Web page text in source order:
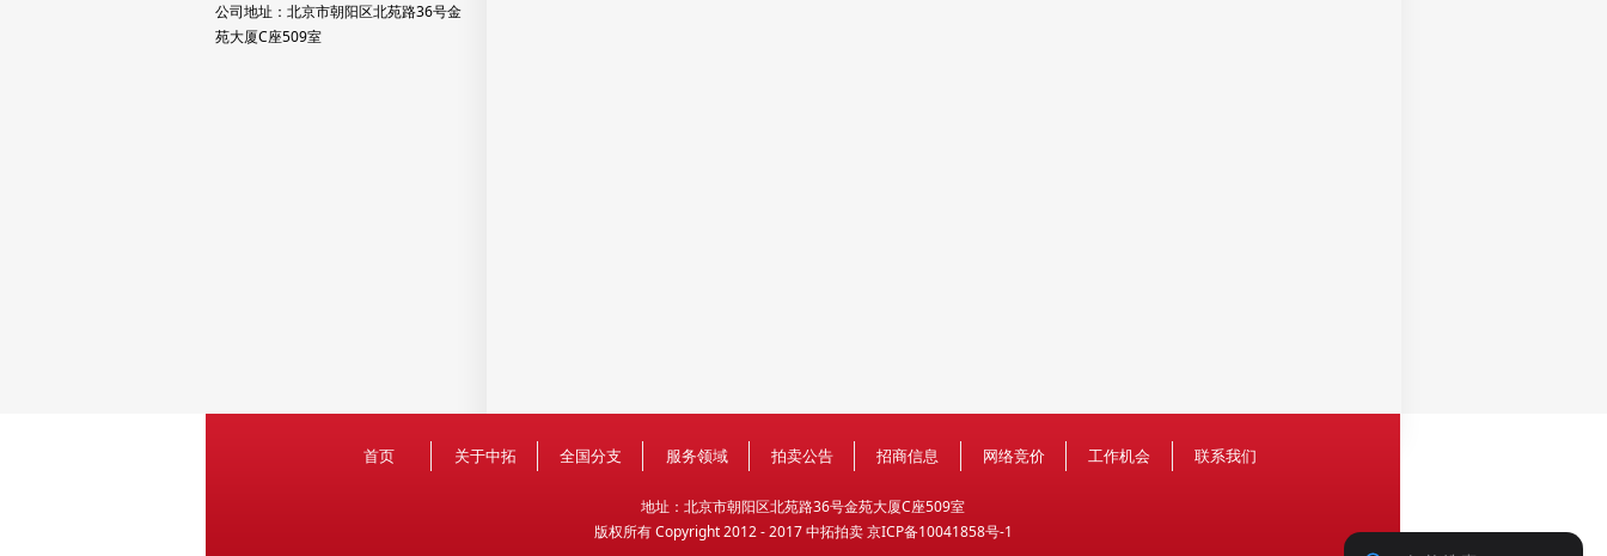
公司地址：北京市朝阳区北苑路36号金
苑大厦C座509室
首页 关于中拓 全国分支 服务领域 拍卖公告 招商信息 网络竞价 工作机会 联系我们
地址：北京市朝阳区北苑路36号金苑大厦C座509室
版权所有 Copyright 2012 - 2017 中拓拍卖京ICP备10041858号-1